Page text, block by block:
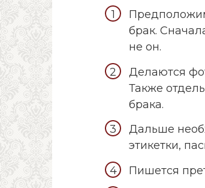
брак.
не он.
Делаются
Также
брака.
Дальше
этикетки,
Пишется